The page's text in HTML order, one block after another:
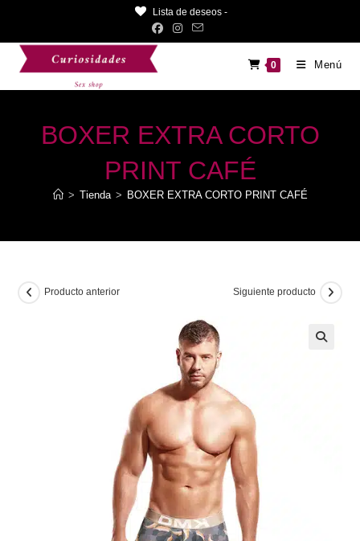
contenido
Lista de deseos -
0 Menú
BOXER EXTRA CORTO
PRINT CAFÉ
> Tienda > BOXER EXTRA CORTO PRINT CAFÉ
Producto anterior Siguiente producto